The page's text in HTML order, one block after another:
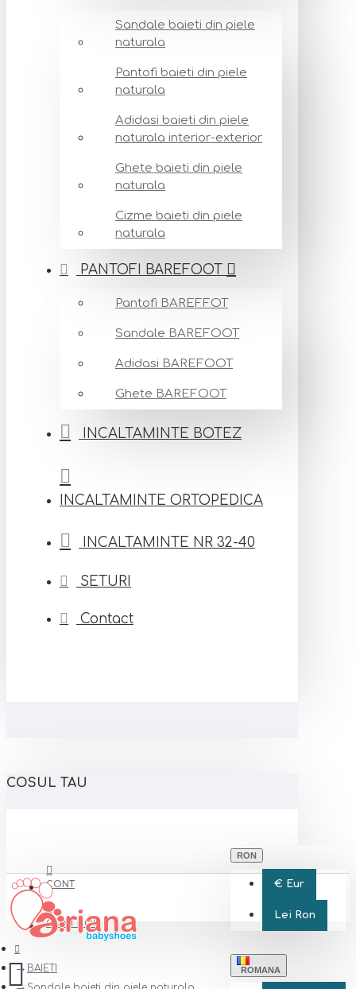
Sandale baieti din piele
naturala
Pantofi baieti din piele
naturala
Adidasi baieti din piele
naturala interior-exterior
Ghete baieti din piele
naturala
Cizme baieti din piele
naturala
PANTOFI BAREFOOT
Pantofi BAREFFOT
Sandale BAREFOOT
Adidasi BAREFOOT
Ghete BAREFOOT
INCALTAMINTE BOTEZ
INCALTAMINTE ORTOPEDICA
INCALTAMINTE NR 32-40
SETURI
Contact
COSUL TAU
CONT
CONT NOU
RON
€ Eur
Lei Ron
ROMANA
BAIETI